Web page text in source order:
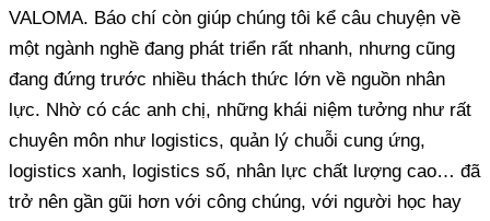
VALOMA. Báo chí còn giúp chúng tôi kể câu chuyện về
một ngành nghề đang phát triển rất nhanh, nhưng cũng
đang đứng trước nhiều thách thức lớn về nguồn nhân
lực. Nhờ có các anh chị, những khái niệm tưởng như rất
chuyên môn như logistics, quản lý chuỗi cung ứng,
logistics xanh, logistics số, nhân lực chất lượng cao… đã
trở nên gần gũi hơn với công chúng, với người học hay